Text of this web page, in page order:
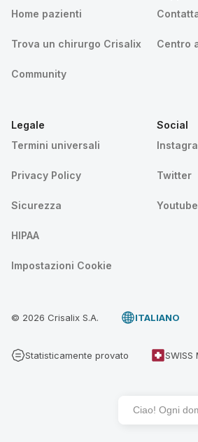
Home pazienti
Trova un chirurgo Crisalix
Community
Centro
Legale
Termini universali
Privacy Policy
Sicurezza
HIPAA
Impostazioni Cookie
Social
Twitter
Youtube
© 2026 Crisalix S.A. ITALIANO
Statisticamente provato SWISS
Ciao! Ogni